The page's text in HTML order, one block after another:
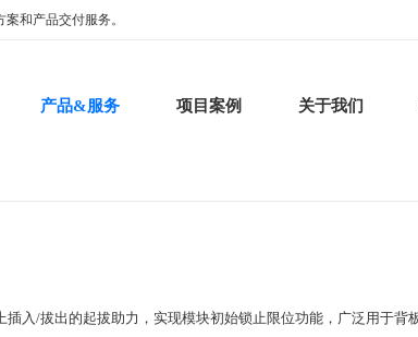
和产品交付服务。
产品&服务 项目案例 关于我们
入/拔出的起拔助力，实现模块初始锁止限位功能，广泛用于背